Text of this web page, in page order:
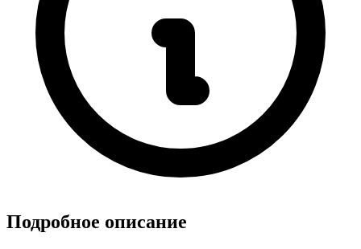
Подробное описание